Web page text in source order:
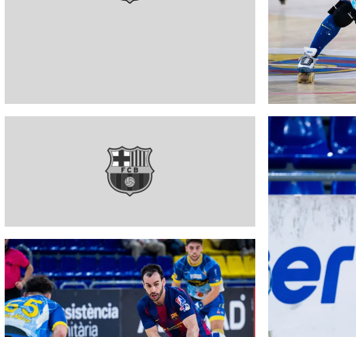
FC Barcelona club badge
FC Barcelona club badge